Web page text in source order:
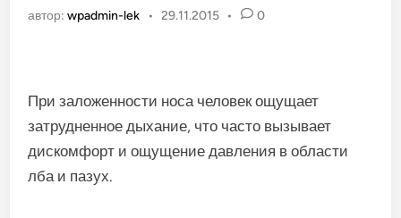
автор:wpadmin-lek • 29.11.2015 • 0
При заложенности носа человек ощущает
затрудненное дыхание, что часто вызывает
дискомфорт и ощущение давления в области
лба и пазух.